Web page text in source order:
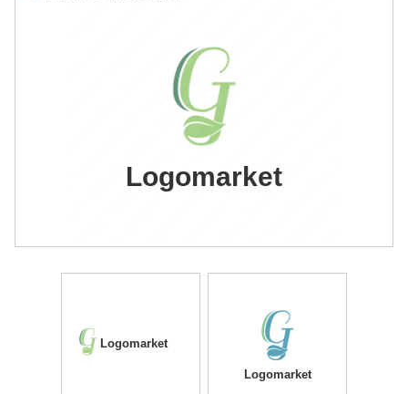
Logomarket
Logomarket
Logomarket